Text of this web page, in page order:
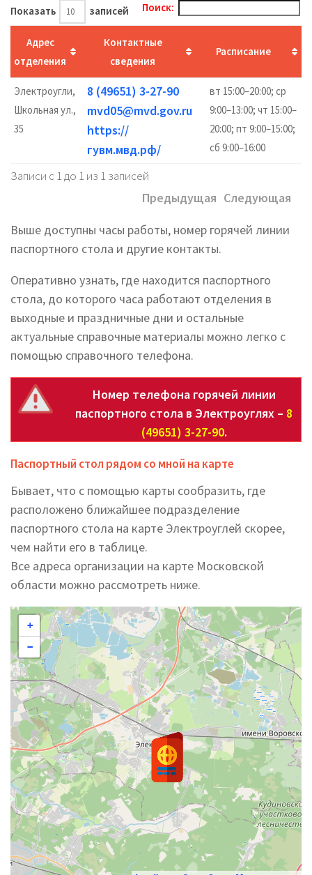
Показать записей Поиск:
Адрес
отделения
Контактные
сведения
Расписание
Электроугли,
Школьная ул.,
35
8 (49651) 3-27-90
mvd05@mvd.gov.ru
https://
гувм.мвд.рф/
вт 15:00–20:00; ср
9:00–13:00; чт 15:00–
20:00; пт 9:00–15:00;
сб 9:00–16:00
Записи с 1 до 1 из 1 записей
Предыдущая Следующая
Выше доступны часы работы, номер горячей линии
паспортного стола и другие контакты.
Оперативно узнать, где находится паспортного
стола, до которого часа работают отделения в
выходные и праздничные дни и остальные
актуальные справочные материалы можно легко с
помощью справочного телефона.
Номер телефона горячей линии
паспортного стола в Электроуглях – 8
(49651) 3-27-90.
Паспортный стол рядом со мной на карте
Бывает, что с помощью карты сообразить, где
расположено ближайшее подразделение
паспортного стола на карте Электроуглей скорее,
чем найти его в таблице.
Все адреса организации на карте Московской
области можно рассмотреть ниже.
+
−